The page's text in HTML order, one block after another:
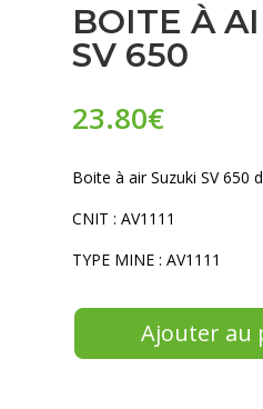
BOITE À
SV 650
23.80€
Boite à air Suzuki SV 650
CNIT : AV1111
TYPE MINE : AV1111
Ajouter au